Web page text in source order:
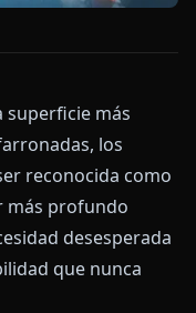
superficie más
los
reconocida como
más profundo
desesperada
que nunca